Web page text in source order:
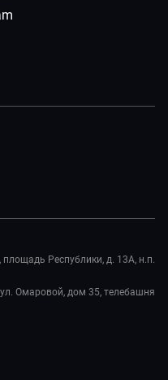
Республики, д. 13А, н.п.
Омаровой, дом 35, телебашня